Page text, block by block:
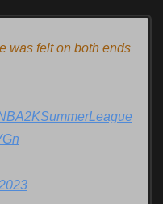
was felt on both ends